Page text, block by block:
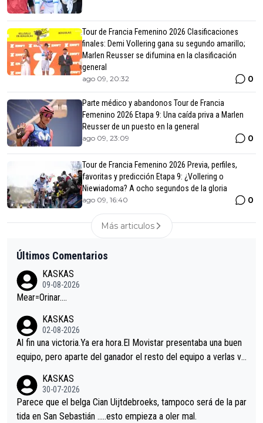
Tour de Francia Femenino 2026 Clasificaciones
finales: Demi Vollering gana su segundo amarillo;
Marlen Reusser se difumina en la clasificación
general
ago 09, 20:32 0
Parte médico y abandonos Tour de Francia
Femenino 2026 Etapa 9: Una caída priva a Marlen
Reusser de un puesto en la general
ago 09, 23:09 0
Tour de Francia Femenino 2026 Previa, perfiles,
favoritas y predicción Etapa 9: ¿Vollering o
Niewiadoma? A ocho segundos de la gloria
ago 09, 16:40 0
Más articulos
Últimos Comentarios
KASKAS
09-08-2026
Mear=Orinar….
KASKAS
02-08-2026
Al fin una victoria.Ya era hora.El Movistar presentaba una buen
equipo, pero aparte del ganador el resto del equipo a verlas ve
s.La única buena noticia es la mejoría de Enric Más en San Seb
astian.Si en la Vuelta a Burgos sigue la mejoría, podríamos ten
er alguna sorpresa en la Vuelta.Ojalá.
KASKAS
30-07-2026
Parece que el belga Cian Uijtdebroeks, tampoco será de la par
tida en San Sebastián …..esto empieza a oler mal.